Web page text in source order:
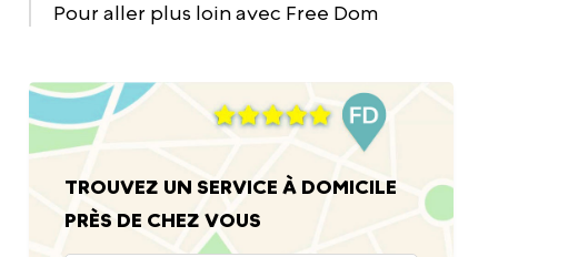
Pour aller plus loin avec Free Dom
TROUVEZ UN SERVICE À DOMICILE
PRÈS DE CHEZ VOUS